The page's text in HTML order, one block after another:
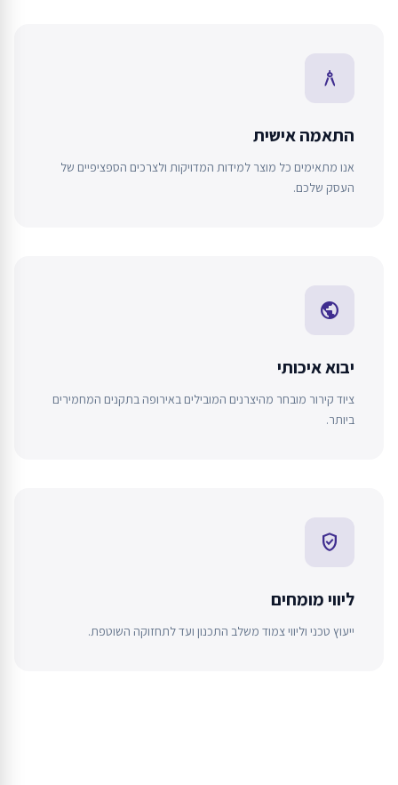
architecture
התאמה אישית
אנו מתאימים כל מוצר למידות המדויקות ולצרכים הספציפיים של
העסק שלכם.
public
יבוא איכותי
ציוד קירור מובחר מהיצרנים המובילים באירופה בתקנים המחמירים
ביותר.
verified_user
ליווי מומחים
ייעוץ טכני וליווי צמוד משלב התכנון ועד לתחזוקה השוטפת.